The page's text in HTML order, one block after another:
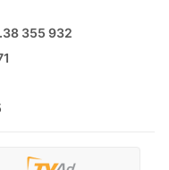
355 932